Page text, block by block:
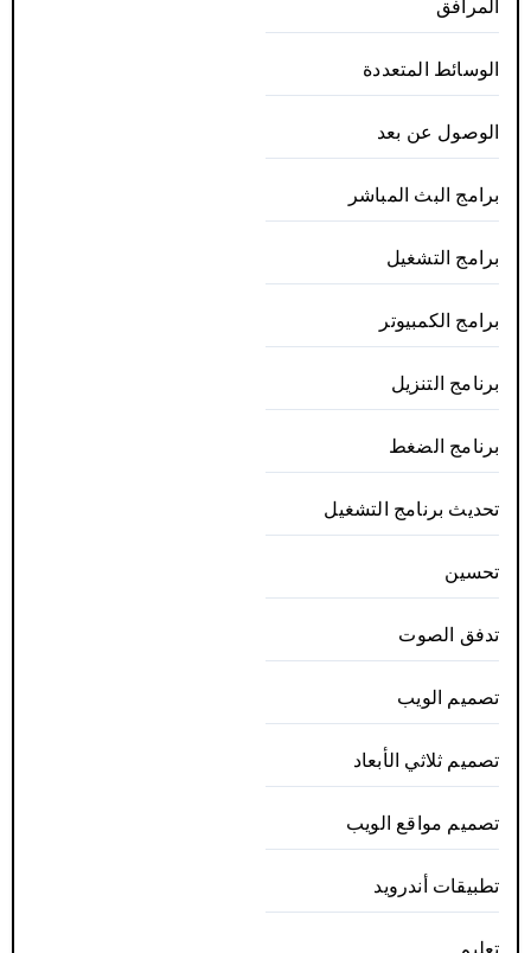
المرافق
الوسائط المتعددة
الوصول عن بعد
برامج البث المباشر
برامج التشغيل
برامج الكمبيوتر
برنامج التنزيل
برنامج الضغط
تحديث برنامج التشغيل
تحسين
تدفق الصوت
تصميم الويب
تصميم ثلاثي الأبعاد
تصميم مواقع الويب
تطبيقات أندرويد